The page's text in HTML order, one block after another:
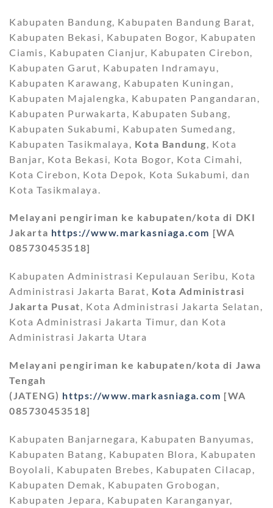
Kabupaten Bandung, Kabupaten Bandung Barat,
Kabupaten Bekasi, Kabupaten Bogor, Kabupaten
Ciamis, Kabupaten Cianjur, Kabupaten Cirebon,
Kabupaten Garut, Kabupaten Indramayu,
Kabupaten Karawang, Kabupaten Kuningan,
Kabupaten Majalengka, Kabupaten Pangandaran,
Kabupaten Purwakarta, Kabupaten Subang,
Kabupaten Sukabumi, Kabupaten Sumedang,
Kabupaten Tasikmalaya, Kota Bandung
, Kota
Banjar, Kota Bekasi, Kota Bogor, Kota Cimahi,
Kota Cirebon, Kota Depok, Kota Sukabumi, dan
Kota Tasikmalaya.
Melayani pengiriman ke kabupaten/kota di DKI
Jakarta https://www.markasniaga.com [WA
085730453518]
Kabupaten Administrasi Kepulauan Seribu, Kota
Administrasi Jakarta Barat, Kota Administrasi
Jakarta Pusat, Kota Administrasi Jakarta Selatan,
Kota Administrasi Jakarta Timur, dan Kota
Administrasi Jakarta Utara
Melayani pengiriman ke kabupaten/kota di Jawa
Tengah
(JATENG) https://www.markasniaga.com [WA
085730453518]
Kabupaten Banjarnegara, Kabupaten Banyumas,
Kabupaten Batang, Kabupaten Blora, Kabupaten
Boyolali, Kabupaten Brebes, Kabupaten Cilacap,
Kabupaten Demak, Kabupaten Grobogan,
Kabupaten Jepara, Kabupaten Karanganyar,